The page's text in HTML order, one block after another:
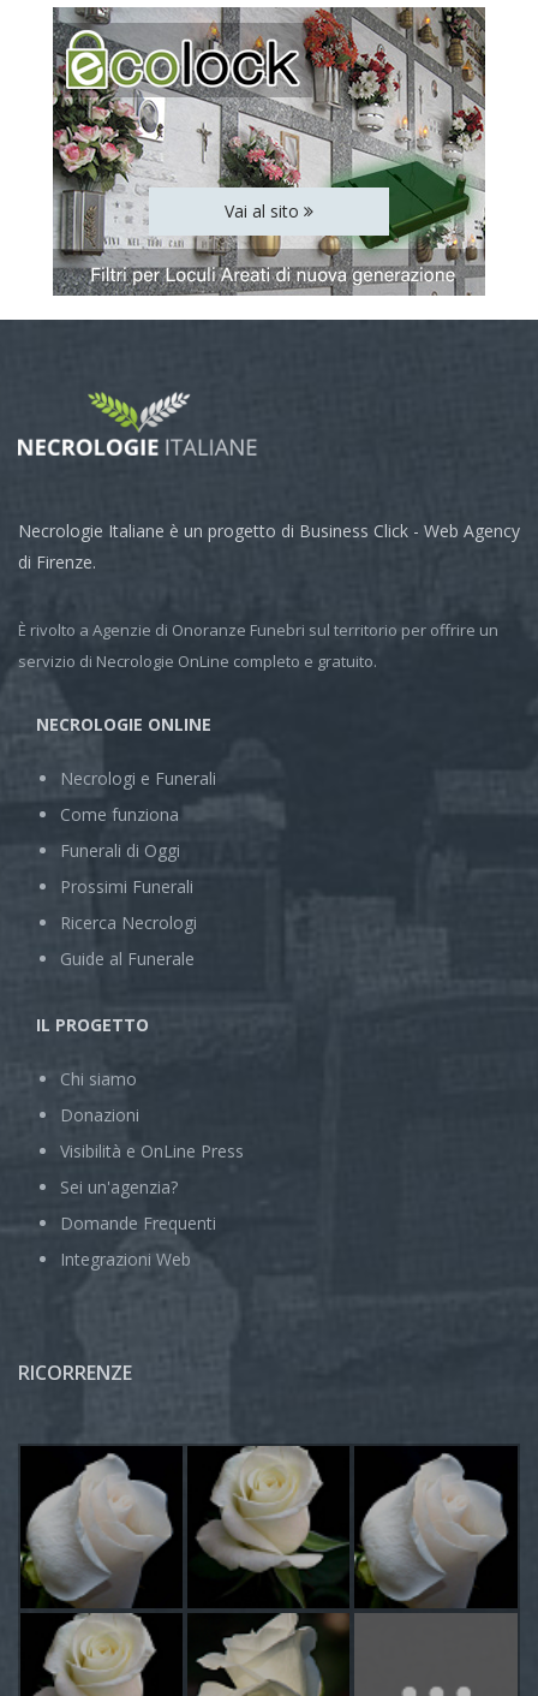
Vai al sito
Necrologie Italiane è un progetto di Business Click - Web Agency
di Firenze.
È rivolto a Agenzie di Onoranze Funebri sul territorio per offrire un
servizio di Necrologie OnLine completo e gratuito.
NECROLOGIE ONLINE
Necrologi e Funerali
Come funziona
Funerali di Oggi
Prossimi Funerali
Ricerca Necrologi
Guide al Funerale
IL PROGETTO
Chi siamo
Donazioni
Visibilità e OnLine Press
Sei un'agenzia?
Domande Frequenti
Integrazioni Web
RICORRENZE